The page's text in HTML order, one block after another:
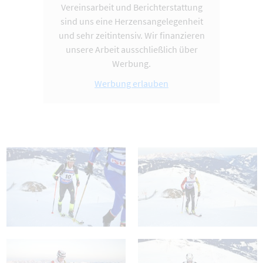
Vereinsarbeit und Berichterstattung
sind uns eine Herzensangelegenheit
und sehr zeitintensiv. Wir finanzieren
unsere Arbeit ausschließlich über
Werbung.
Werbung erlauben